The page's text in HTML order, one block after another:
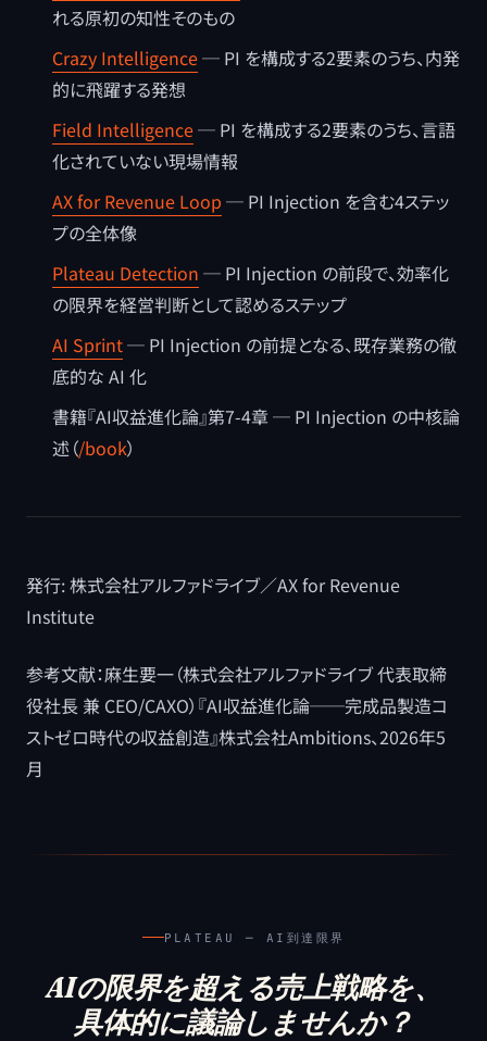
れる原初の知性そのもの
Crazy Intelligence─ PI を構成する2要素のうち、内発
的に飛躍する発想
Field Intelligence─ PI を構成する2要素のうち、言語
化されていない現場情報
AX for Revenue Loop ─ PI Injection を含む4ステッ
プの全体像
Plateau Detection ─ PI Injection の前段で、効率化
の限界を経営判断として認めるステップ
AI Sprint─ PI Injection の前提となる、既存業務の徹
底的な AI 化
書籍『AI収益進化論』第7-4章 ─ PI Injection の中核論
述（/book）
発行: 株式会社アルファドライブ／AX for Revenue
Institute
参考文献：麻生要一（株式会社アルファドライブ 代表取締
役社長 兼 CEO/CAXO）『AI収益進化論──完成品製造コ
ストゼロ時代の収益創造』株式会社Ambitions、2026年5
月
PLATEAU ─ AI到達限界
AIの限界を超える売上戦略を、
具体的に議論しませんか？